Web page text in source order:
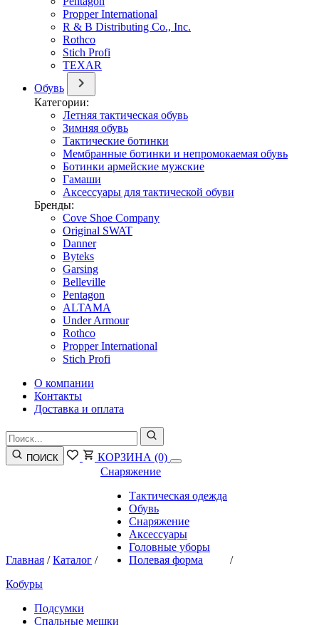
Propper International
R & B Distributing Co., Inc.
Rothco
Stich Profi
TEXAR
Обувь
Категории:
Летняя тактическая обувь
Зимняя обувь
Тактические ботинки
Мембранные ботинки и непромокаемая обувь
Ботинки армейские мужские
Гамаши
Аксессуары для тактической обуви
Бренды:
Cove Shoe Company
Original SWAT
Danner
Byteks
Garsing
Belleville
Pentagon
ALTAMA
Under Armour
Rothco
Propper International
Stich Profi
О компании
Контакты
Доставка и оплата
ПОИСК КОРЗИНА (0)
Главная /Каталог /
Снаряжение
Тактическая одежда
Обувь
Снаряжение
Аксессуары
Головные уборы
Полевая форма
/
Кобуры
Подсумки
Спальные мешки